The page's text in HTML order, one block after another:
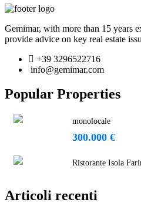
Gemimar, with more than 15 years
provide advice on key real estate
+39 3296522716
info@gemimar.com
Popular Properties
monolocale
300.000 €
Ristorante Isola
Articoli recenti